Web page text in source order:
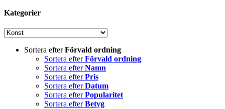
Kategorier
Sortera efterFörvald ordning
Sortera efterFörvald ordning
Sortera efterNamn
Sortera efterPris
Sortera efterDatum
Sortera efterPopularitet
Sortera efterBetyg